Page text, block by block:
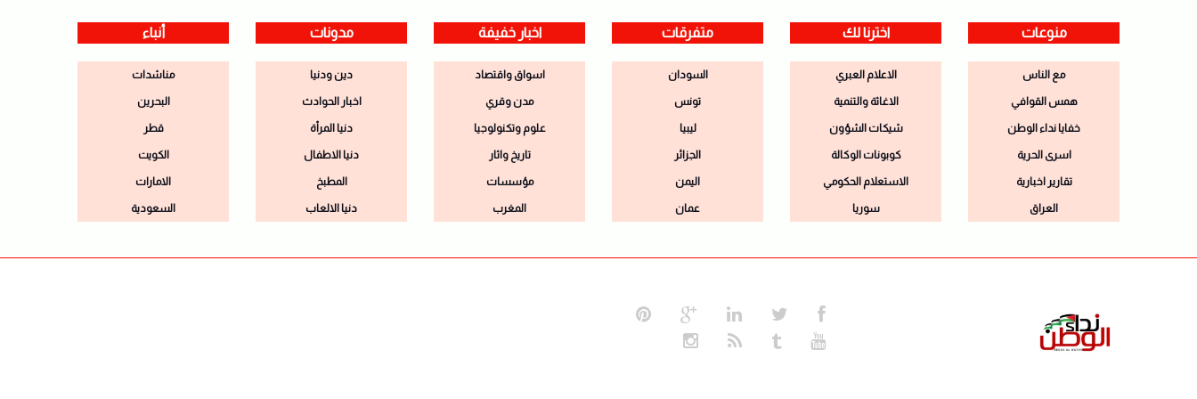
منوعات
مع الناس
همس القوافي
خفايا نداء الوطن
اسرى الحرية
تقارير اخبارية
العراق
اخترنا لك
الاعلام العبري
الاغاثة والتنمية
شيكات الشؤون
كوبونات الوكالة
الاستعلام الحكومي
سوريا
متفرقات
السودان
تونس
ليبيا
الجزائر
اليمن
عمان
اخبار خفيفة
اسواق واقتصاد
مدن وقري
علوم وتكنولوجيا
تاريخ واثار
مؤسسات
المغرب
مدونات
دين ودنيا
اخبار الحوادث
دنيا المرأة
دنيا الاطفال
المطبخ
دنيا الالعاب
أنباء
مناشدات
البحرين
قطر
الكويت
الامارات
السعودية